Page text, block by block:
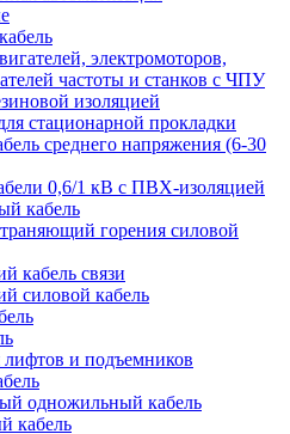
электромоторов,
частоты и станков с ЧПУ
изоляцией
стационарной прокладки
среднего напряжения (6-30
0,6/1 кВ с ПВХ-изоляцией
кабель
горения силовой
кабель связи
силовой кабель
лифтов и подъемников
одножильный кабель
кабель